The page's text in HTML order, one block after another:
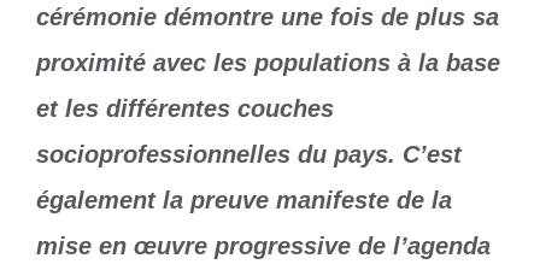
cérémonie démontre une fois de plus sa
proximité avec les populations à la base
et les différentes couches
socioprofessionnelles du pays. C’est
également la preuve manifeste de la
mise en œuvre progressive de l’agenda